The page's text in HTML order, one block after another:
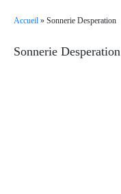
Accueil » Sonnerie Desperation
Sonnerie Desperation